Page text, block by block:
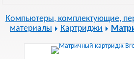
Компьютеры, комплектующие,
материалы
Картриджи